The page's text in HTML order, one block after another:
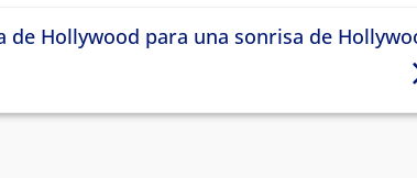
de Hollywood para una sonrisa de